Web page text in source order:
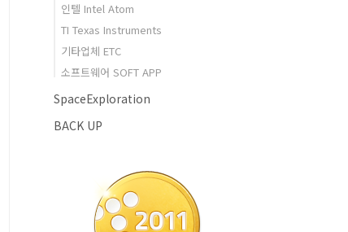
인텔 Intel Atom
TI Texas Instruments
기타업체 ETC
소프트웨어 SOFT APP
SpaceExploration
BACK UP